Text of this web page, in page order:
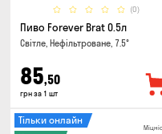
(0)
Пиво Forever Brat 0.5л
Світле, Нефільтроване, 7.5°
85,50
грн за 1 шт
Тільки онлайн